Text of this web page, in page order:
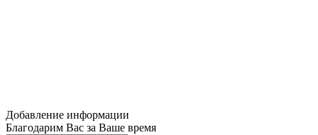
Добавление информации
Благодарим Вас за Ваше время